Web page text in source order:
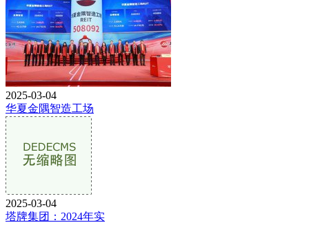
2025-03-04
华夏金隅智造工场
2025-03-04
塔牌集团：2024年实